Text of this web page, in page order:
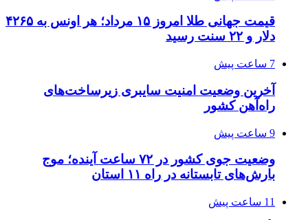
قیمت جهانی طلا امروز ۱۵ مرداد؛ هر اونس به ۴۲۶۵
دلار و ۲۲ سنت رسید
7 ساعت پیش
آخرین وضعیت امنیت سایبری زیرساخت‌های
راه‌آهن کشور
9 ساعت پیش
وضعیت جوی کشور در ۷۲ ساعت آینده؛ موج
بارش‌های تابستانه در راه ۱۱ استان
11 ساعت پیش